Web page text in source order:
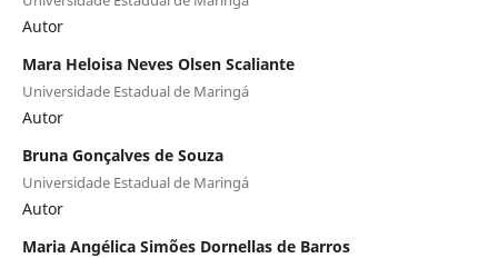
Autor
Mara Heloisa Neves Olsen Scaliante
Universidade Estadual de Maringá
Autor
Bruna Gonçalves de Souza
Universidade Estadual de Maringá
Autor
Maria Angélica Simões Dornellas de Barros